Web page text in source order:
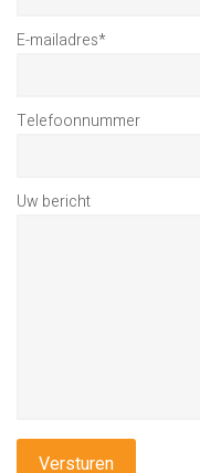
E-mailadres*
Telefoonnummer
Uw bericht